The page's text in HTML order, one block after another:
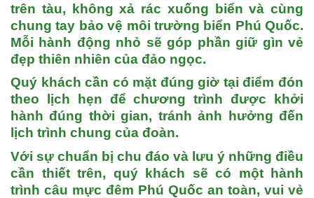
trên tàu, không xả rác xuống biển và cùng
chung tay bảo vệ môi trường biển Phú Quốc.
Mỗi hành động nhỏ sẽ góp phần giữ gìn vẻ
đẹp thiên nhiên của đảo ngọc.
Quý khách cần có mặt đúng giờ tại điểm đón
theo lịch hẹn để chương trình được khởi
hành đúng thời gian, tránh ảnh hưởng đến
lịch trình chung của đoàn.
Với sự chuẩn bị chu đáo và lưu ý những điều
cần thiết trên, quý khách sẽ có một hành
trình câu mực đêm Phú Quốc an toàn, vui vẻ